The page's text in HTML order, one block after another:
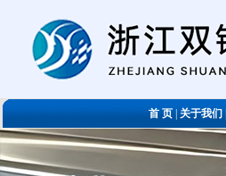
首 页关于我们